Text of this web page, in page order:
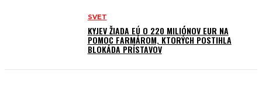
SVET
KYJEV ŽIADA EÚ O 220 MILIÓNOV EUR NA
POMOC FARMÁROM, KTORÝCH POSTIHLA
BLOKÁDA PRÍSTAVOV